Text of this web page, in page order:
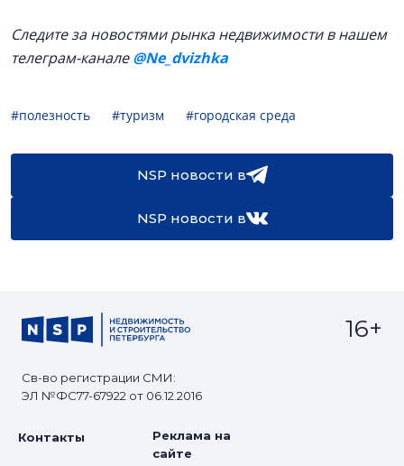
Следите за новостями рынка недвижимости в нашем
телеграм-канале@Ne_dvizhka
#полезность #туризм #городская среда
NSP новости в
NSP новости в
Св-во регистрации СМИ:
ЭЛ №ФС77-67922 от 06.12.2016
16+
Контакты
Реклама на
сайте